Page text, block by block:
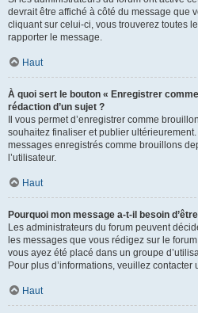
devrait être affiché à côté du message que
cliquant sur celui-ci, vous trouverez toutes
rapporter le message.
Haut
À quoi sert le bouton « Enregistrer
rédaction d’un sujet ?
Il vous permet d’enregistrer comme
souhaitez finaliser et publier
messages enregistrés comme brouillons
l’utilisateur.
Haut
Pourquoi mon message a-t-il besoin
Les administrateurs du forum peuvent
les messages que vous rédigez sur le
vous ayez été placé dans un groupe
Pour plus d’informations, veuillez
Haut